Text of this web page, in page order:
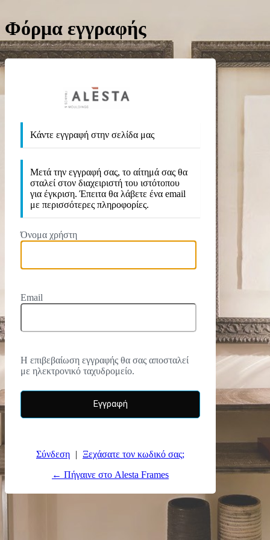
Φόρμα εγγραφής
https://
Κάντε εγγραφή στην σελίδα μας
Μετά την εγγραφή σας, το αίτημά σας θα
σταλεί στον διαχειριστή του ιστότοπου
για έγκριση. Έπειτα θα λάβετε ένα email
με περισσότερες πληροφορίες.
Όνομα χρήστη
Email
Η επιβεβαίωση εγγραφής θα σας αποσταλεί
με ηλεκτρονικό ταχυδρομείο.
Σύνδεση | Ξεχάσατε τον κωδικό σας;
← Πήγαινε στο Alesta Frames